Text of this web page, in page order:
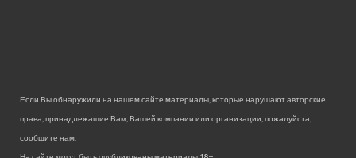
Если Вы обнаружили на нашем сайте материалы, которые нарушают авторские
права, принадлежащие Вам, Вашей компании или организации, пожалуйста,
сообщите нам.